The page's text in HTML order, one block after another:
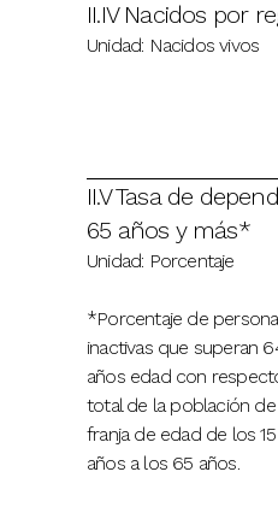
II.IV Nacidos por
Unidad: Nacidos vivos
II.V Tasa de
65 años y más*
Unidad: Porcentaje
*Porcentaje de
inactivas que superan
años edad con
total de la población de
franja de edad de los 15
años a los 65 años.